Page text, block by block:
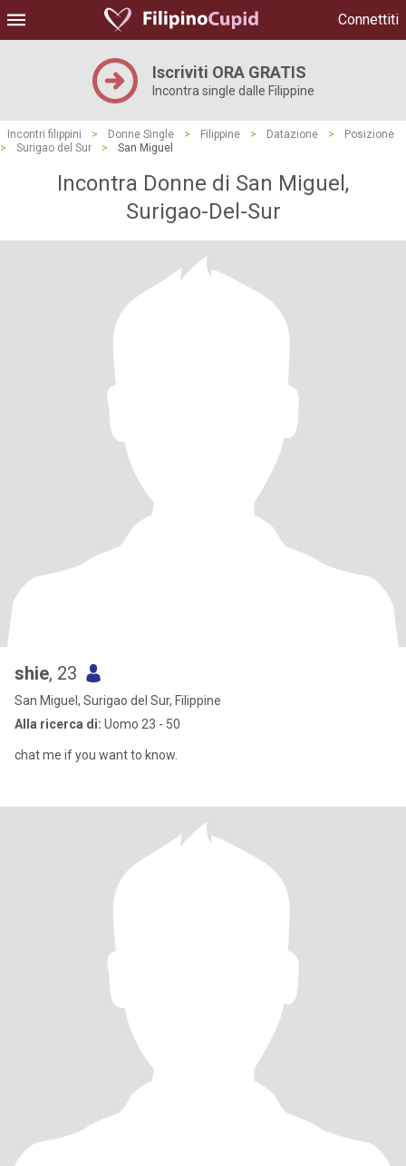
Connettiti
Iscriviti ORA GRATIS
Incontra single dalle Filippine
Incontri filippini > Donne Single > Filippine > Datazione >
Posizione
>
Surigao del Sur > San Miguel
Incontra Donne di San Miguel,
Surigao-Del-Sur
shie, 23
San Miguel, Surigao del Sur, Filippine
Alla ricerca di: Uomo 23 - 50
chat me if you want to know.